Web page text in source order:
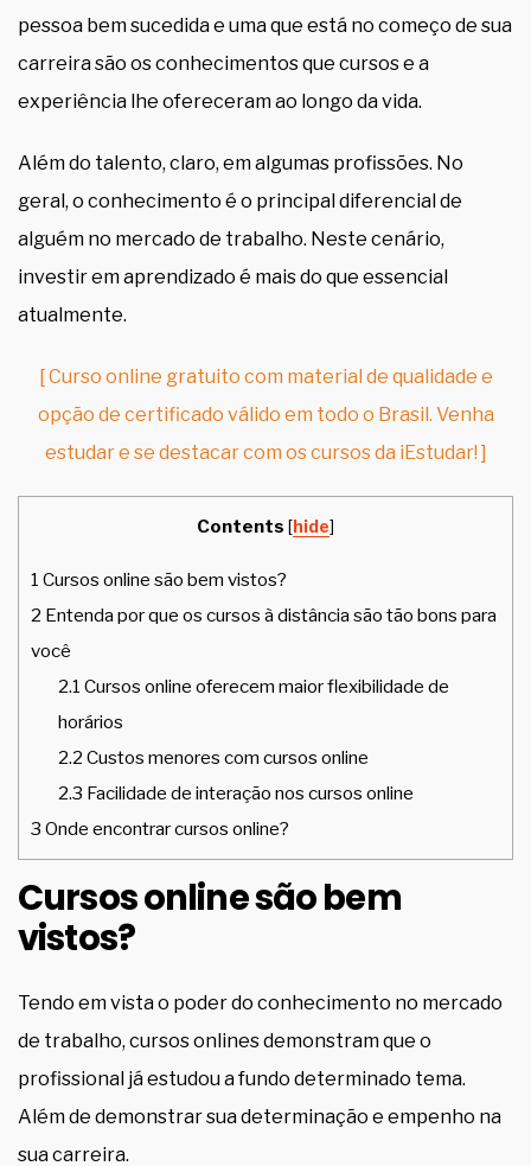
pessoa bem sucedida e uma que está no começo de sua
carreira são os conhecimentos que cursos e a
experiência lhe ofereceram ao longo da vida.
Além do talento, claro, em algumas profissões. No
geral, o conhecimento é o principal diferencial de
alguém no mercado de trabalho. Neste cenário,
investir em aprendizado é mais do que essencial
atualmente.
[ Curso online gratuito com material de qualidade e
opção de certificado válido em todo o Brasil. Venha
estudar e se destacar com os cursos da iEstudar! ]
Contents [hide]
1 Cursos online são bem vistos?
2 Entenda por que os cursos à distância são tão bons para
você
2.1 Cursos online oferecem maior flexibilidade de
horários
2.2 Custos menores com cursos online
2.3 Facilidade de interação nos cursos online
3 Onde encontrar cursos online?
Cursos online são bem
vistos?
Tendo em vista o poder do conhecimento no mercado
de trabalho, cursos onlines demonstram que o
profissional já estudou a fundo determinado tema.
Além de demonstrar sua determinação e empenho na
sua carreira.